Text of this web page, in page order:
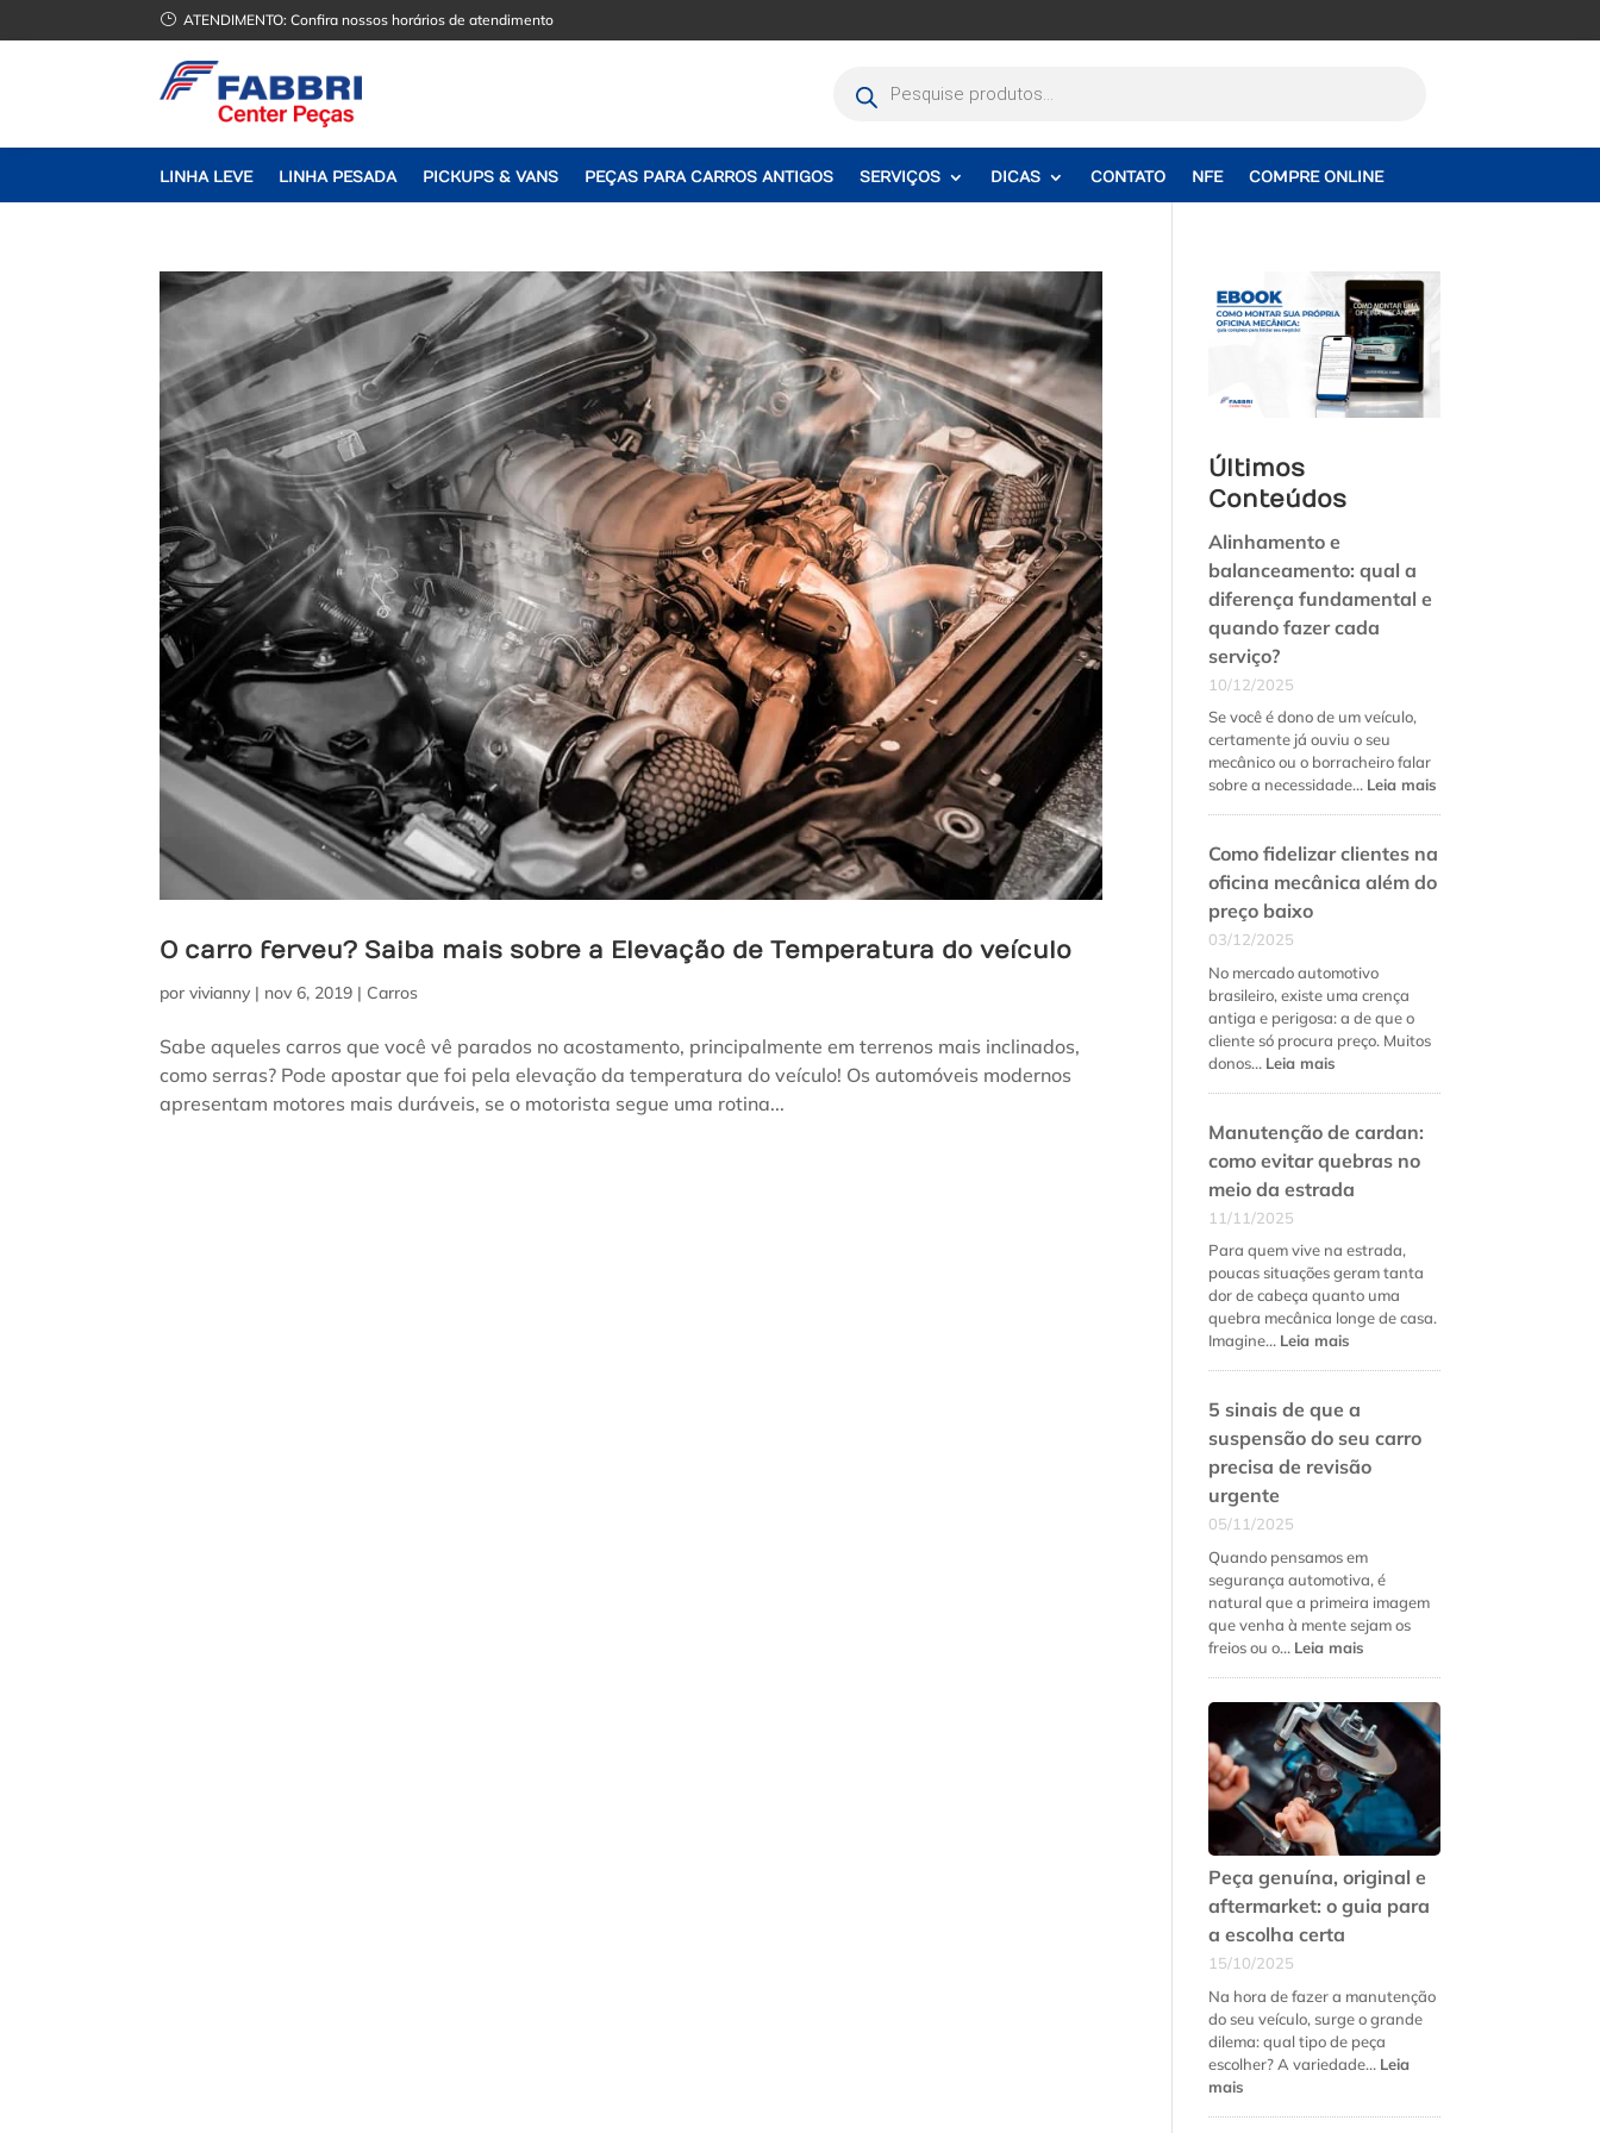
} ATENDIMENTO:Confira nossos horários de atendimento
produtos
LINHA LEVE LINHA PESADA PICKUPS & VANS PEÇAS PARA CARROS ANTIGOS SERVIÇOS DICAS CONTATO NFE COMPRE ONLINE
O carro ferveu? Saiba mais sobre a Elevação de Temperatura do veículo
porvivianny | nov 6, 2019 | Carros
Sabe aqueles carros que você vê parados no acostamento, principalmente em terrenos mais inclinados,
como serras? Pode apostar que foi pela elevação da temperatura do veículo! Os automóveis modernos
apresentam motores mais duráveis, se o motorista segue uma rotina...
Últimos
Conteúdos
Alinhamento e
balanceamento: qual a
diferença fundamental e
quando fazer cada
serviço?
10/12/2025
Se você é dono de um veículo,
certamente já ouviu o seu
mecânico ou o borracheiro falar
sobre a necessidade… Leia mais
balanceamento:
Como fidelizar clientes na
oficina mecânica além do
preço baixo
03/12/2025
No mercado automotivo
brasileiro, existe uma crença
antiga e perigosa: a de que o
cliente só procura preço. Muitos
donos… Leia mais
clientes
na
mecânica
baixo
Manutenção de cardan:
como evitar quebras no
meio da estrada
11/11/2025
Para quem vive na estrada,
poucas situações geram tanta
dor de cabeça quanto uma
quebra mecânica longe de casa.
Imagine… Leia mais
cardan:
como
quebras
estrada
5 sinais de que a
suspensão do seu carro
precisa de revisão
urgente
05/11/2025
Quando pensamos em
segurança automotiva, é
natural que a primeira imagem
que venha à mente sejam os
freios ou o… Leia mais
que
a
suspensão
do
seu
carro
precisa
de
revisão
Peça genuína, original e
aftermarket: o guia para
a escolha certa
15/10/2025
Na hora de fazer a manutenção
do seu veículo, surge o grande
dilema: qual tipo de peça
escolher? A variedade… Leia
mais